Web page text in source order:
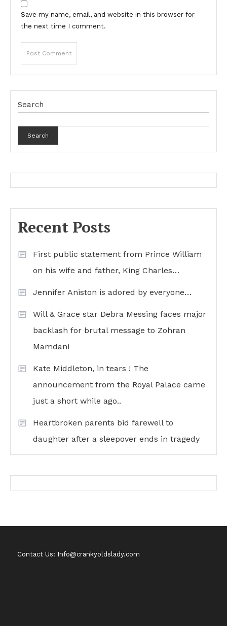
Save my name, email, and website in this browser for
the next time I comment.
Search
Search
Recent Posts
First public statement from Prince William
on his wife and father, King Charles…
Jennifer Aniston is adored by everyone…
Will & Grace star Debra Messing faces major
backlash for brutal message to Zohran
Mamdani
Kate Middleton, in tears ! The
announcement from the Royal Palace came
just a short while ago..
Heartbroken parents bid farewell to
daughter after a sleepover ends in tragedy
Contact Us: Info@crankyoldslady.com